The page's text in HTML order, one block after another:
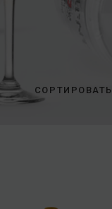
СОРТИРОВАТЬ